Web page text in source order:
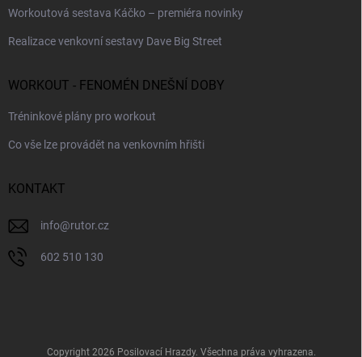
Workoutová sestava Káčko – premiéra novinky
Realizace venkovní sestavy Dave Big Street
WORKOUT - FENOMÉN DNEŠNÍ DOBY
Tréninkové plány pro workout
Co vše lze provádět na venkovním hřišti
KONTAKT
info@rutor.cz
602 510 130
Copyright 2026 Posilovací Hrazdy. Všechna práva vyhrazena.